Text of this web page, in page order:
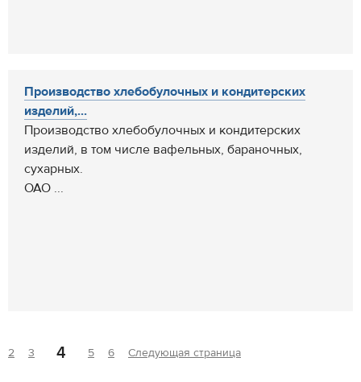
Производство хлебобулочных и кондитерских
изделий,...
Производство хлебобулочных и кондитерских
изделий, в том числе вафельных, бараночных,
сухарных.
ОАО ...
2 3 4 5 6 Следующая страница